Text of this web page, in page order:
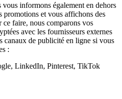
informons également en dehors
promotions et vous affichons des
faire, nous comparons vos
avec les fournisseurs externes
canaux de publicité en ligne si vous
:
LinkedIn, Pinterest, TikTok